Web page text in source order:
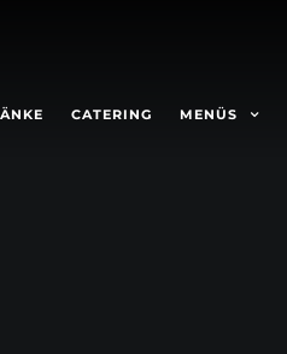
CATERING MENÜS